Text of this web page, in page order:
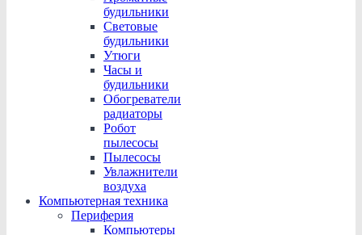
будильники
Световые
будильники
Утюги
Часы и
будильники
Обогреватели
радиаторы
Робот
пылесосы
Пылесосы
Увлажнители
воздуха
Компьютерная техника
Периферия
Компьютеры